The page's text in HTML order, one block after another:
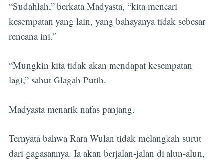
“Sudahlah,” berkata Madyasta, “kita mencari
kesempatan yang lain, yang bahayanya tidak sebesar
rencana ini.”
“Mungkin kita tidak akan mendapat kesempatan
lagi,” sahut Glagah Putih.
Madyasta menarik nafas panjang.
Ternyata bahwa Rara Wulan tidak melangkah surut
dari gagasannya. Ia akan berjalan-jalan di alun-alun,